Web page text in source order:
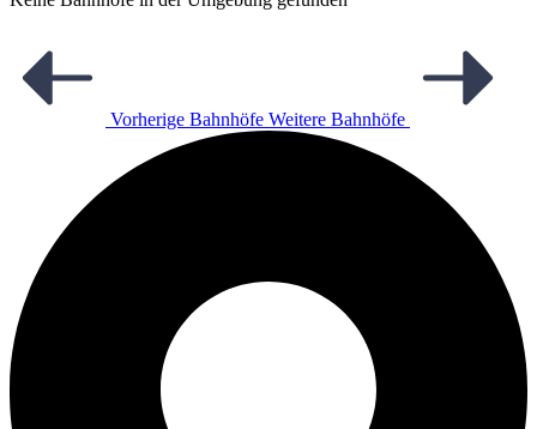
Vorherige Bahnhöfe Weitere Bahnhöfe